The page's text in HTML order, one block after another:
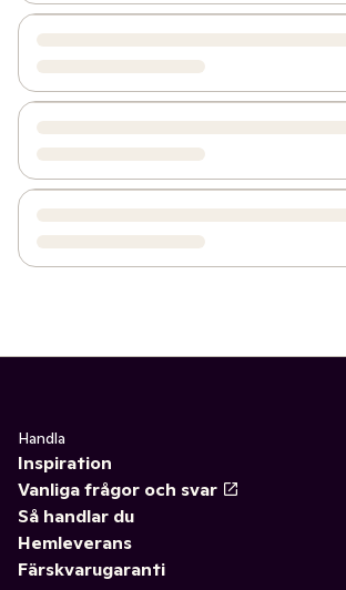
Handla
Inspiration
Vanliga frågor och svar
Så handlar du
Hemleverans
Färskvarugaranti